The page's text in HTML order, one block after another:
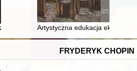
Polskiego Towarzystwa
Społeczne w rzeczywistości
Artystyczna edukacja
FRYDERYK CHOPIN